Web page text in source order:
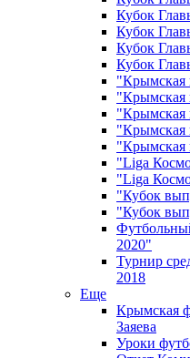
Кубок
Кубок
Кубок
Кубок
"Крымская
"Крымская
"Крымская
"Крымская
"Крымская
"Liga
"Liga
"Кубок
"Кубок
2020"
Турнир
2018
Еще
Крымская
Заяева
Уроки